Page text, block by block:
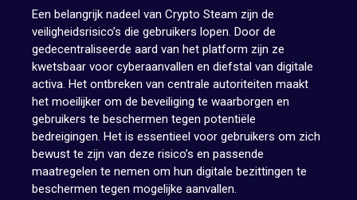
Een belangrijk nadeel van Crypto Steam zijn de
veiligheidsrisico’s die gebruikers lopen. Door de
gedecentraliseerde aard van het platform zijn ze
kwetsbaar voor cyberaanvallen en diefstal van digitale
activa. Het ontbreken van centrale autoriteiten maakt
het moeilijker om de beveiliging te waarborgen en
gebruikers te beschermen tegen potentiële
bedreigingen. Het is essentieel voor gebruikers om zich
bewust te zijn van deze risico’s en passende
maatregelen te nemen om hun digitale bezittingen te
beschermen tegen mogelijke aanvallen.